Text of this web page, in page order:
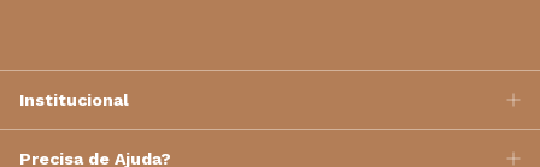
Institucional
Precisa de Ajuda?